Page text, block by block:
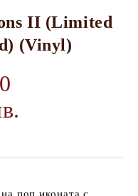
II (Limited
(Vinyl)